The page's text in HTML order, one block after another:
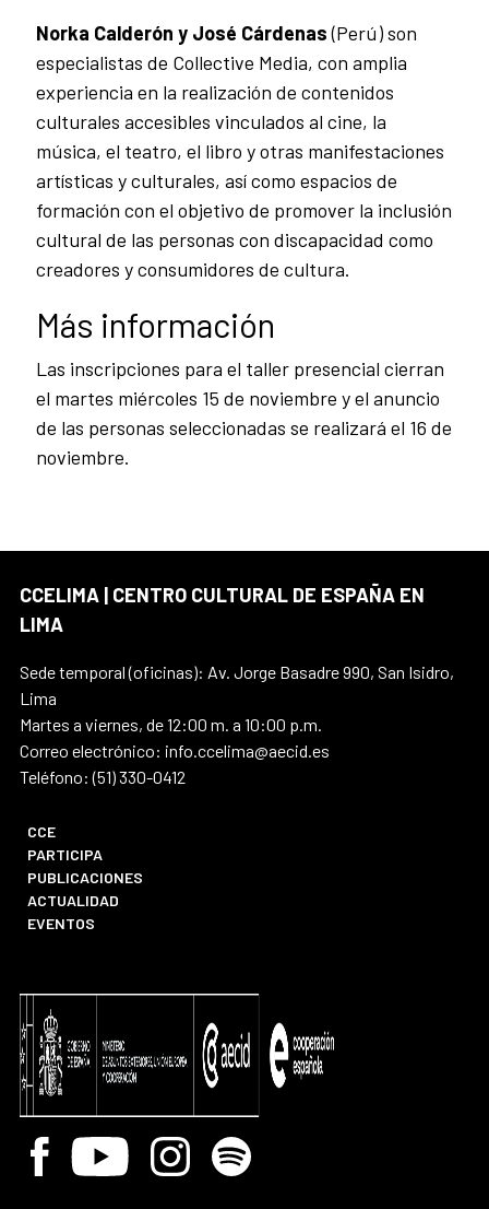
Norka Calderón y José Cárdenas(Perú) son
especialistas de Collective Media, con amplia
experiencia en la realización de contenidos
culturales accesibles vinculados al cine, la
música, el teatro, el libro y otras manifestaciones
artísticas y culturales, así como espacios de
formación con el objetivo de promover la inclusión
cultural de las personas con discapacidad como
creadores y consumidores de cultura.
Más información
Las inscripciones para el taller presencial cierran
el martes miércoles 15 de noviembre y el anuncio
de las personas seleccionadas se realizará el 16 de
noviembre.
CCELIMA | CENTRO CULTURAL DE ESPAÑA EN
LIMA
Sede temporal (oficinas): Av. Jorge Basadre 990, San Isidro,
Lima
Martes a viernes, de 12:00 m. a 10:00 p.m.
Correo electrónico: info.ccelima@aecid.es
Teléfono: (51) 330-0412
CCE
PARTICIPA
PUBLICACIONES
ACTUALIDAD
EVENTOS
Facebook
Youtube InstagramSpotify